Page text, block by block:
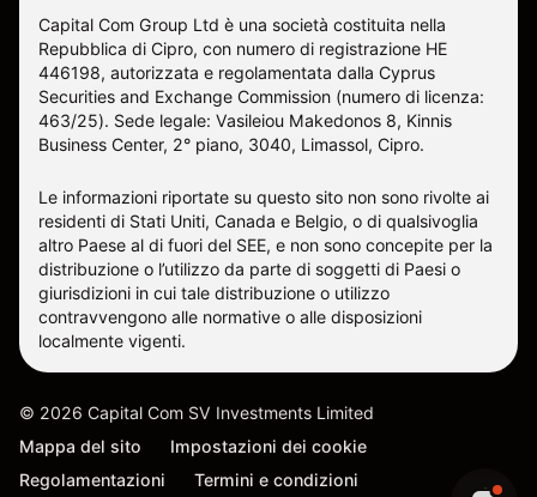
Capital Com Group Ltd è una società costituita nella
Repubblica di Cipro, con numero di registrazione ΗΕ
446198, autorizzata e regolamentata dalla Cyprus
Securities and Exchange Commission (numero di licenza:
463/25). Sede legale: Vasileiou Makedonos 8, Kinnis
Business Center, 2° piano, 3040, Limassol, Cipro.
Le informazioni riportate su questo sito non sono rivolte ai
residenti di Stati Uniti, Canada e Belgio, o di qualsivoglia
altro Paese al di fuori del SEE, e non sono concepite per la
distribuzione o l’utilizzo da parte di soggetti di Paesi o
giurisdizioni in cui tale distribuzione o utilizzo
contravvengono alle normative o alle disposizioni
localmente vigenti.
© 2026 Capital Com SV Investments Limited
Mappa del sito
Impostazioni dei cookie
Regolamentazioni
Termini e condizioni